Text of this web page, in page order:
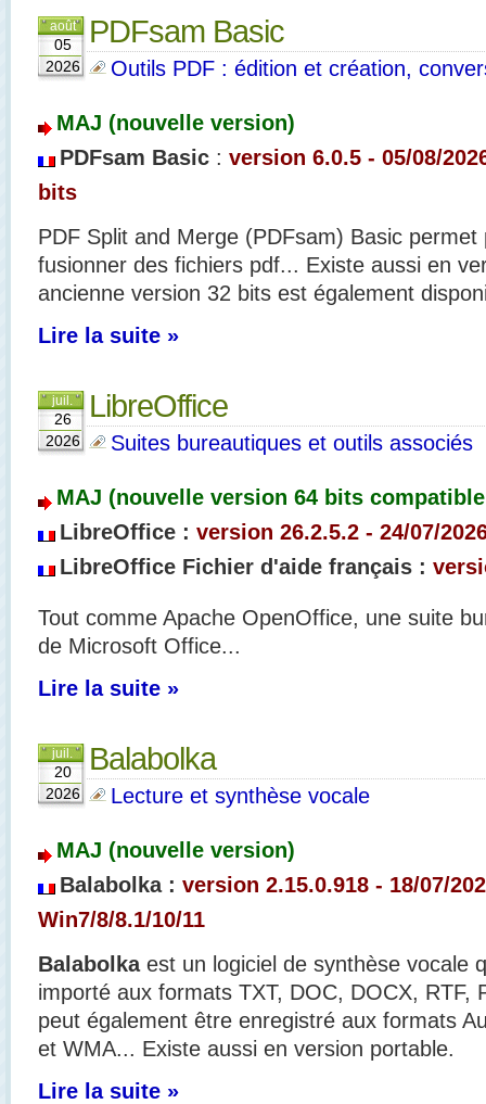
août
05
2026
PDFsam Basic
Outils PDF : édition et création,
MAJ (nouvelle version)
PDFsam Basic : version 6.0.5 - 05/08/
bits
PDF Split and Merge (PDFsam) Basic
fusionner des fichiers pdf... Existe aussi en
ancienne version 32 bits est également
Lire la suite »
juil.
26
2026
LibreOffice
Suites bureautiques et outils associés
MAJ (nouvelle version 64 bits
LibreOffice : version 26.2.5.2 - 24/07/
LibreOffice Fichier d'aide français :
Tout comme Apache OpenOffice, une suite
de Microsoft Office...
Lire la suite »
juil.
20
2026
Balabolka
Lecture et synthèse vocale
MAJ (nouvelle version)
Balabolka : version 2.15.0.918 - 18/07/
Win7/8/8.1/10/11
Balabolka est un logiciel de synthèse vocale
importé aux formats TXT, DOC, DOCX, RTF,
peut également être enregistré aux formats
et WMA... Existe aussi en version portable.
Lire la suite »